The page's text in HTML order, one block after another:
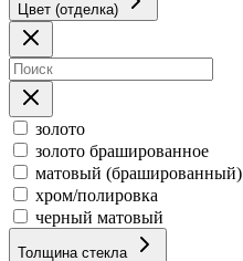
Цвет (отделка)
золото
золото брашированное
матовый (брашированный)
хром/полировка
черный матовый
Толщина стекла